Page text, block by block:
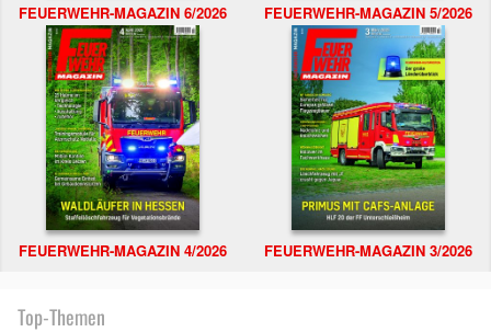
FEUERWEHR-MAGAZIN 6/2026 FEUERWEHR-MAGAZIN 5/2026
FEUERWEHR-MAGAZIN 4/2026 FEUERWEHR-MAGAZIN 3/2026
Top-Themen